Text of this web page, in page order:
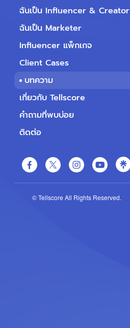
ฉันเป็น Influencer & Creator
ฉันเป็น Marketer
Influencer แพ็กเกจ
Client Cases
บทความ
เกี่ยวกับ Tellscore
คำถามที่พบบ่อย
ติดต่อ
© Tellscore All Rights Reserved.